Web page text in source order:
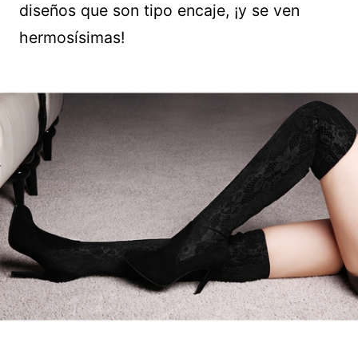
diseños que son tipo encaje, ¡y se ven
hermosísimas!